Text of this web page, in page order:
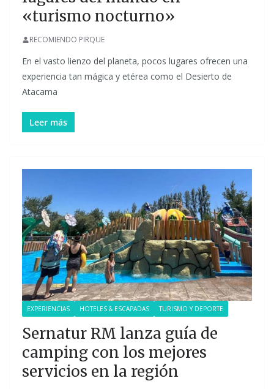
«turismo nocturno»
RECOMIENDO PIRQUE
En el vasto lienzo del planeta, pocos lugares ofrecen una
experiencia tan mágica y etérea como el Desierto de
Atacama
Leer más
EXPERIENCIAS HOTELES & ESCAPADAS TURISMO Y DEPORTE
Sernatur RM lanza guía de
camping con los mejores
servicios en la región